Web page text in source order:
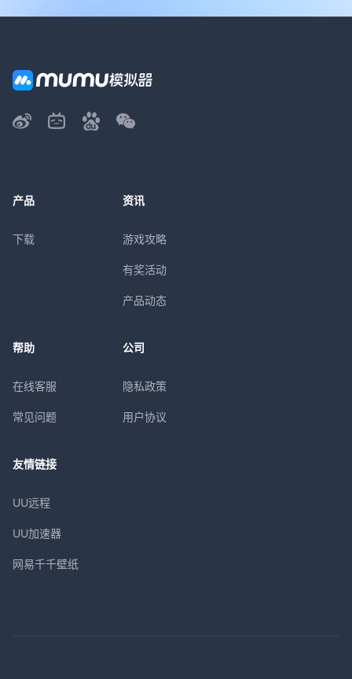
产品
下载
资讯
游戏攻略
有奖活动
产品动态
帮助
在线客服
常见问题
公司
隐私政策
用户协议
友情链接
UU远程
UU加速器
网易千千壁纸